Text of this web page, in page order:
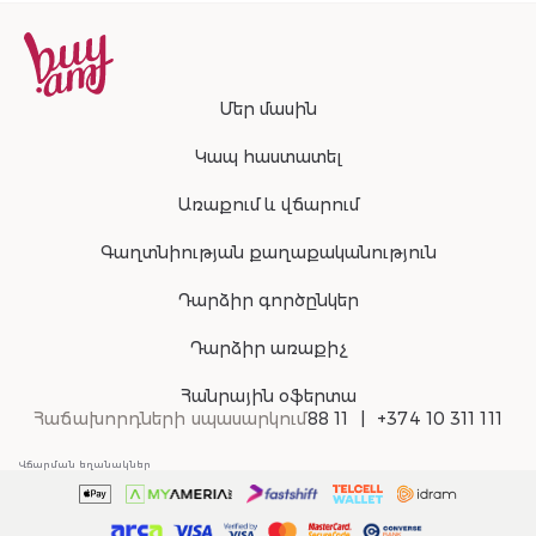
Մեր մասին
Կապ հաստատել
Առաքում և վճարում
Գաղտնիության քաղաքականություն
Դարձիր գործընկեր
Դարձիր առաքիչ
Հանրային օֆերտա
Հաճախորդների սպասարկում88 11 +374 10 311 111
Վճարման եղանակներ